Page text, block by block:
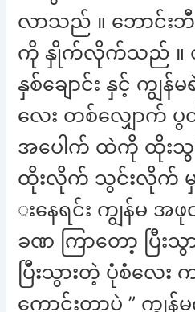
လာသည် ။ ဘောင်
ကို နှိုက်လိုက်သည် ။ လ
နှစ်ချောင်း နှင့် ကျွ
လေး တစ်လျှောက် ပွ
အပေါက် ထဲကို ထိုး
ထိုးလိုက် သွင်းလိုက် မှ
းနေရင်း ကျွန်မ အ
ခဏ ကြာတော့ ပြီးသွ
ပြီးသွားတဲ့ ပုံစံလေး
ကောင်းတာပဲ ” ကျွ